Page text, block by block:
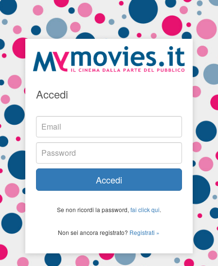
Accedi
Accedi
Se non ricordi la password, fai click qui.
Non sei ancora registrato? Registrati »